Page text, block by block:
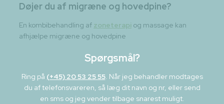
Døjer du af migræne og hovedpine?
En kombibehandling af zoneterapi og massage kan
afhjælpe migræne og hovedpine
Spørgsmål?
Ring på (+45) 20 53 25 55. Når jeg behandler modtages
du af telefonsvareren, så læg dit navn og nr, eller send
en sms og jeg vender tilbage snarest muligt.